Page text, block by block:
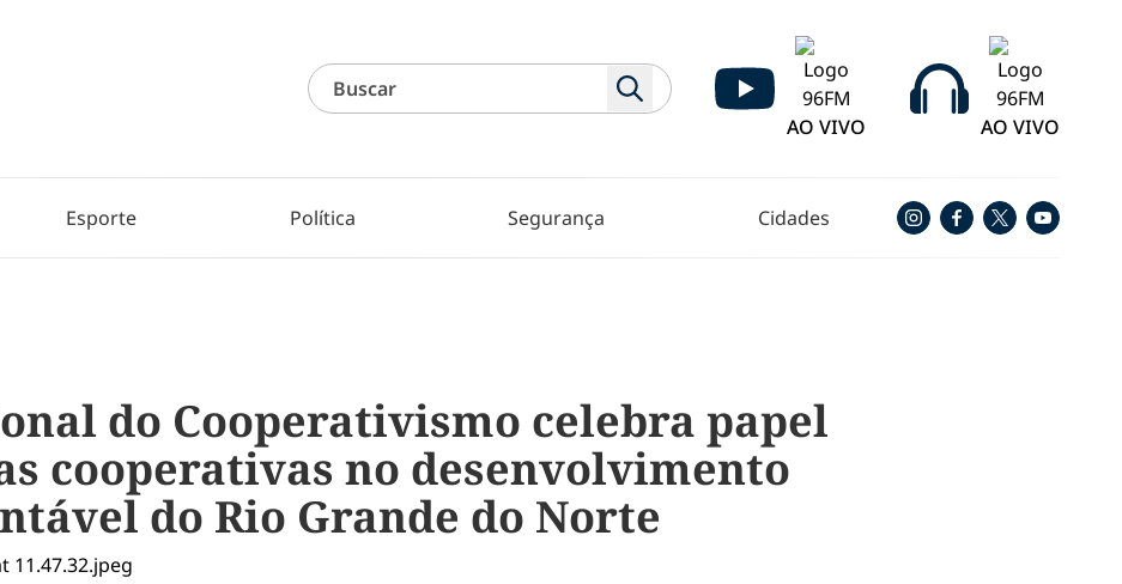
AO VIVO
AO VIVO
Esporte Política Segurança Cidades
do Cooperativismo celebra papel
cooperativas no desenvolvimento
do Rio Grande do Norte